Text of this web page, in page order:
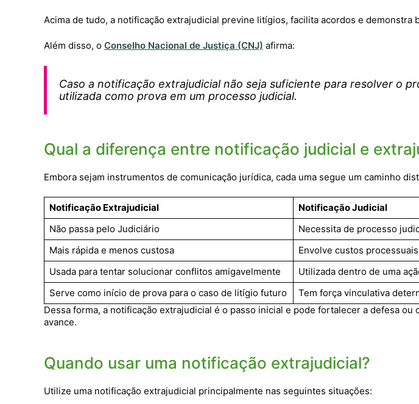
Acima de tudo, a notificação extrajudicial previne litígios, facilita acordos e demonstra
Além disso, o Conselho Nacional de Justiça (CNJ) afirma:
Caso a notificação extrajudicial não seja suficiente para resolver o
utilizada como prova em um processo judicial.
Qual a diferença entre notificação judicial e
Embora sejam instrumentos de comunicação jurídica, cada uma segue um caminho
Notificação Extrajudicial
Notificação Judicial
Não passa pelo Judiciário
Necessita de processo
Mais rápida e menos custosa
Envolve custos
Usada para tentar solucionar conflitos amigavelmente
Utilizada dentro de uma
Serve como início de prova para o caso de litígio futuro
Tem força vinculativa
Dessa forma, a notificação extrajudicial é o passo inicial e pode fortalecer a defesa ou
avance.
Quando usar uma notificação extrajudicial?
Utilize uma notificação extrajudicial principalmente nas seguintes situações: